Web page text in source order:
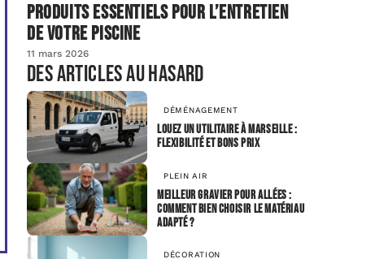
Produits essentiels pour l’entretien
de votre piscine
11 mars 2026
Des articles au hasard
DÉMÉNAGEMENT
Louez un utilitaire à marseille :
flexibilité et bons prix
PLEIN AIR
Meilleur gravier pour allées :
comment bien choisir le matériau
adapté ?
DÉCORATION